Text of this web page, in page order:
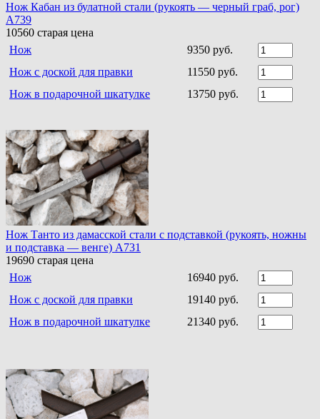
Нож Кабан из булатной стали (рукоять — черный граб, рог)
A739
10560 старая цена
Нож
9350 руб.
Нож с доской для правки
11550 руб.
Нож в подарочной шкатулке
13750 руб.
Нож Танто из дамасской стали c подставкой (рукоять, ножны
и подставка — венге) A731
19690 старая цена
Нож
16940 руб.
Нож с доской для правки
19140 руб.
Нож в подарочной шкатулке
21340 руб.